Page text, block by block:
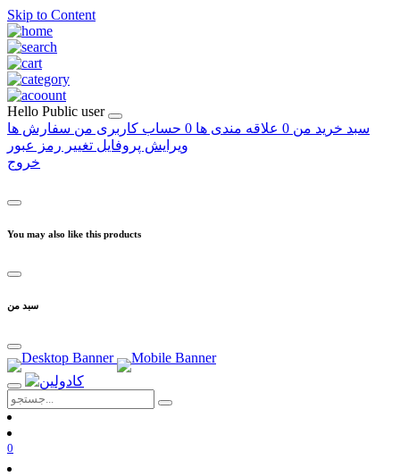
Skip to Content
Hello Public user
سبد خرید من 0 علاقه مندی ها 0 حساب کاربری من سفارش ها
ویرایش پروفایل تغییر رمز عبور
خروج
You may also like this products
سبد من
0